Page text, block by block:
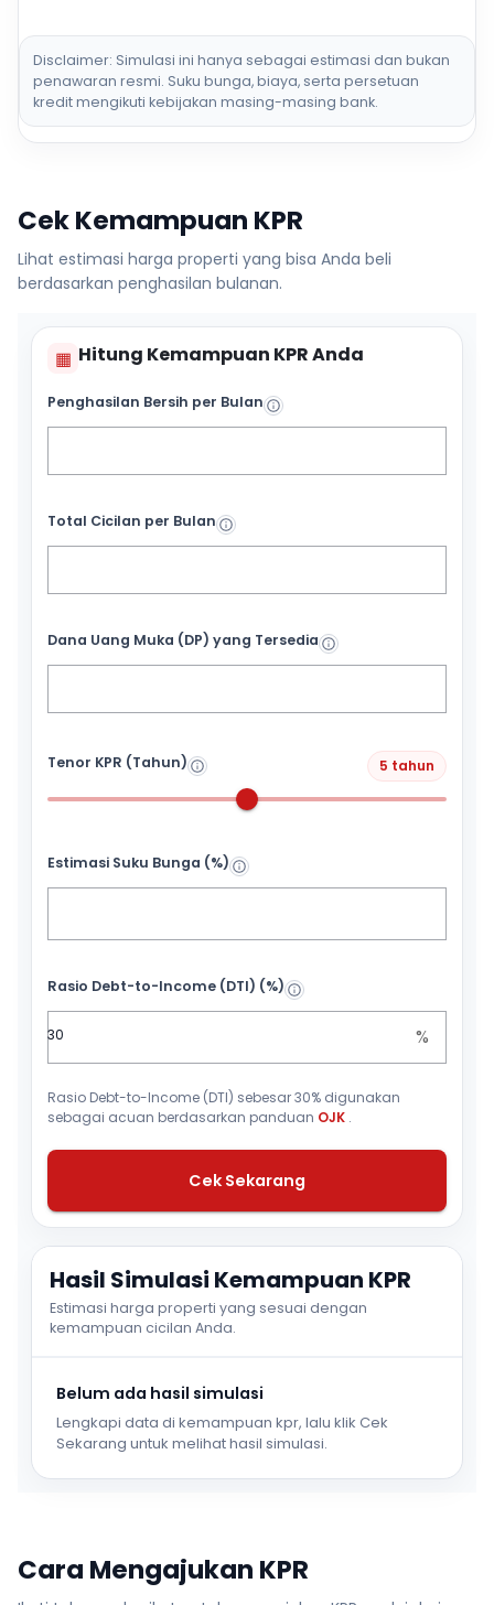
Disclaimer: Simulasi ini hanya sebagai estimasi dan bukan
penawaran resmi. Suku bunga, biaya, serta persetuan
kredit mengikuti kebijakan masing-masing bank.
Cek Kemampuan KPR
Lihat estimasi harga properti yang bisa Anda beli
berdasarkan penghasilan bulanan.
▦ Hitung Kemampuan KPR Anda
Penghasilan Bersih per Bulan
Total Cicilan per Bulan
Dana Uang Muka (DP) yang Tersedia
Tenor KPR (Tahun) 5 tahun
Estimasi Suku Bunga (%)
Rasio Debt-to-Income (DTI) (%)
%
Rasio Debt-to-Income (DTI) sebesar 30% digunakan
sebagai acuan berdasarkan panduan OJK .
Cek Sekarang
Hasil Simulasi Kemampuan KPR
Estimasi harga properti yang sesuai dengan
kemampuan cicilan Anda.
Belum ada hasil simulasi
Lengkapi data di kemampuan kpr, lalu klik Cek
Sekarang untuk melihat hasil simulasi.
Cara Mengajukan KPR